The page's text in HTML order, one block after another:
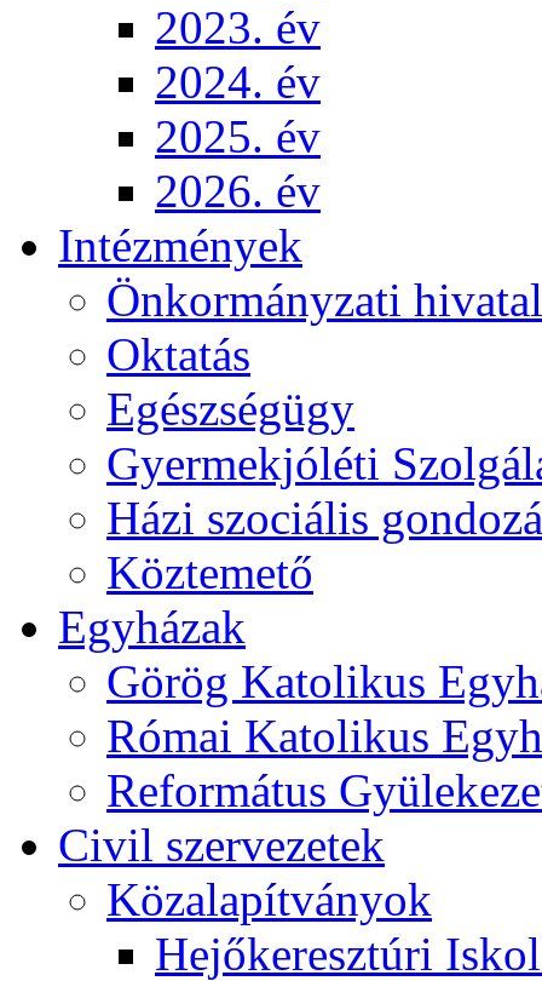
2023. év
2024. év
2025. év
2026. év
Intézmények
Önkormányzati hivatal
Oktatás
Egészségügy
Gyermekjóléti
Házi szociális
Köztemető
Egyházak
Görög Katolikus
Római Katolikus
Református
Civil szervezetek
Közalapítványok
Hejőkeresztúri